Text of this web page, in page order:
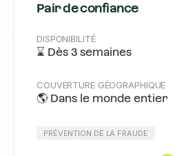
Pair de confiance
DISPONIBILITÉ
⌛ Dès 3 semaines
COUVERTURE GÉOGRAPHIQUE
🌎 Dans le monde entier
PRÉVENTION DE LA FRAUDE